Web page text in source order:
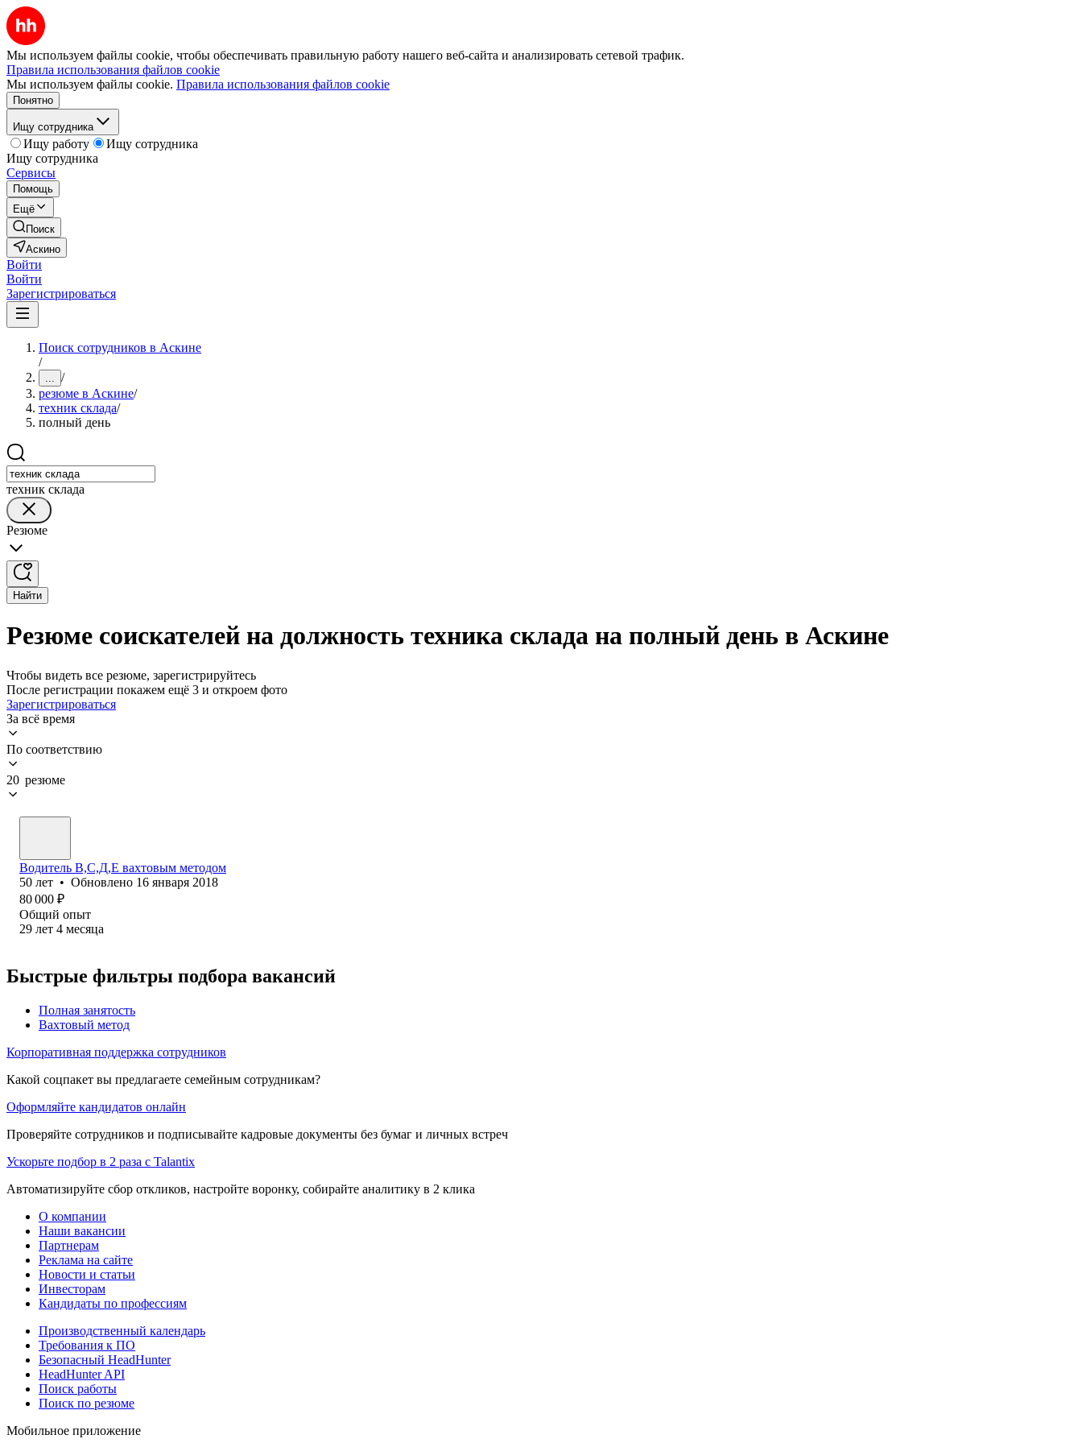
Мы используем файлы cookie, чтобы обеспечивать правильную работу нашего веб-сайта и анализировать сетевой трафик.
Правила использования файлов cookie
Мы используем файлы cookie. Правила использования файлов cookie
Понятно
Ищу сотрудника
Ищу работу
Ищу сотрудника
Ищу сотрудника
Сервисы
Помощь
Ещё
Поиск
Аскино
Войти
Войти
Зарегистрироваться
Поиск сотрудников в Аскине
/
... /
резюме в Аскине/
техник склада/
полный день
техник склада
Резюме
Найти
Резюме соискателей на должность техника склада на полный день в Аскине
Чтобы видеть все резюме, зарегистрируйтесь
После регистрации покажем ещё 3 и откроем фото
Зарегистрироваться
За всё время
По соответствию
20 резюме
Водитель В,С,Д,Е вахтовым методом
50 лет • Обновлено 16 января 2018
80 000 ₽
Общий опыт
29 лет 4 месяца
Быстрые фильтры подбора вакансий
Полная занятость
Вахтовый метод
Корпоративная поддержка сотрудников
Какой соцпакет вы предлагаете семейным сотрудникам?
Оформляйте кандидатов онлайн
Проверяйте сотрудников и подписывайте кадровые документы без бумаг и личных встреч
Ускорьте подбор в 2 раза с Talantix
Автоматизируйте сбор откликов, настройте воронку, собирайте аналитику в 2 клика
О компании
Наши вакансии
Партнерам
Реклама на сайте
Новости и статьи
Инвесторам
Кандидаты по профессиям
Производственный календарь
Требования к ПО
Безопасный HeadHunter
HeadHunter API
Поиск работы
Поиск по резюме
Мобильное приложение